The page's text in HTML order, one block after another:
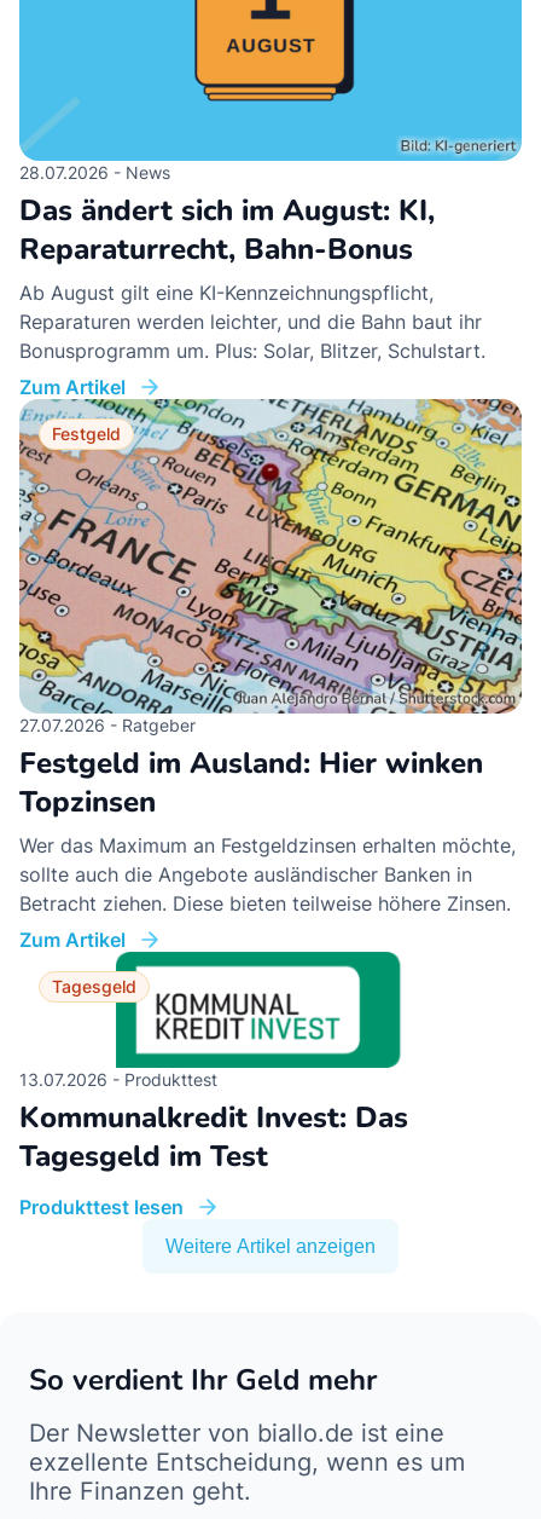
28.07.2026 - News
Das ändert sich im August: KI,
Reparaturrecht, Bahn-Bonus
Ab August gilt eine KI-Kennzeichnungspflicht,
Reparaturen werden leichter, und die Bahn baut ihr
Bonusprogramm um. Plus: Solar, Blitzer, Schulstart.
Zum Artikel
Festgeld
27.07.2026 - Ratgeber
Festgeld im Ausland: Hier winken
Topzinsen
Wer das Maximum an Festgeldzinsen erhalten möchte,
sollte auch die Angebote ausländischer Banken in
Betracht ziehen. Diese bieten teilweise höhere Zinsen.
Zum Artikel
Tagesgeld
13.07.2026 - Produkttest
Kommunalkredit Invest: Das
Tagesgeld im Test
Produkttest lesen
Weitere Artikel anzeigen
So verdient Ihr Geld mehr
Der Newsletter von biallo.de ist eine
exzellente Entscheidung, wenn es um
Ihre Finanzen geht.